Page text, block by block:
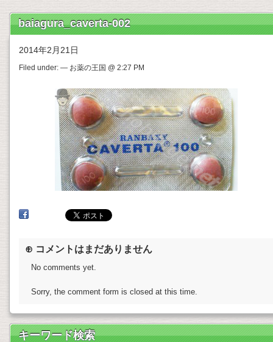
baiagura_caverta-002
2014年2月21日
Filed under: — お薬の王国 @ 2:27 PM
⊕ コメントはまだありません
No comments yet.
Sorry, the comment form is closed at this time.
キーワード検索